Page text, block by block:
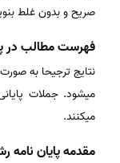
صریح و بدون غلط
فهرست مطالب در
نتایج ترجیحا به
میشود. جملات
میکنند.
مقدمه پایان نامه